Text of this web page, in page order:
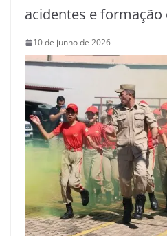
acidentes e formação
10 de junho de 2026